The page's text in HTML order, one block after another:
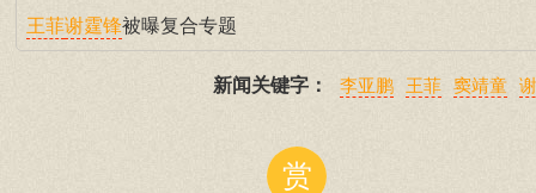
王菲谢霆锋被曝复合专题
新闻关键字： 李亚鹏 王菲 窦靖童
赏